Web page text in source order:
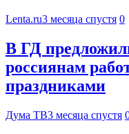
Lenta.ru3 месяца спустя 0
В ГД
россиянам
праздниками
Дума ТВ3 месяца спустя